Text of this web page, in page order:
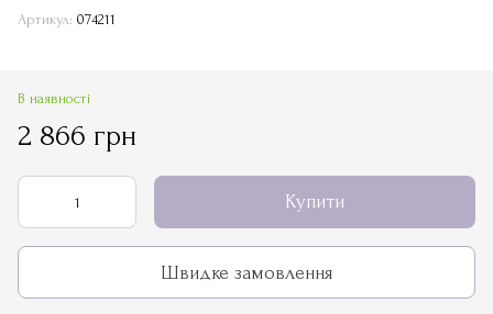
Артикул: 074211
В наявності
2 866 грн
Купити
Швидке замовлення